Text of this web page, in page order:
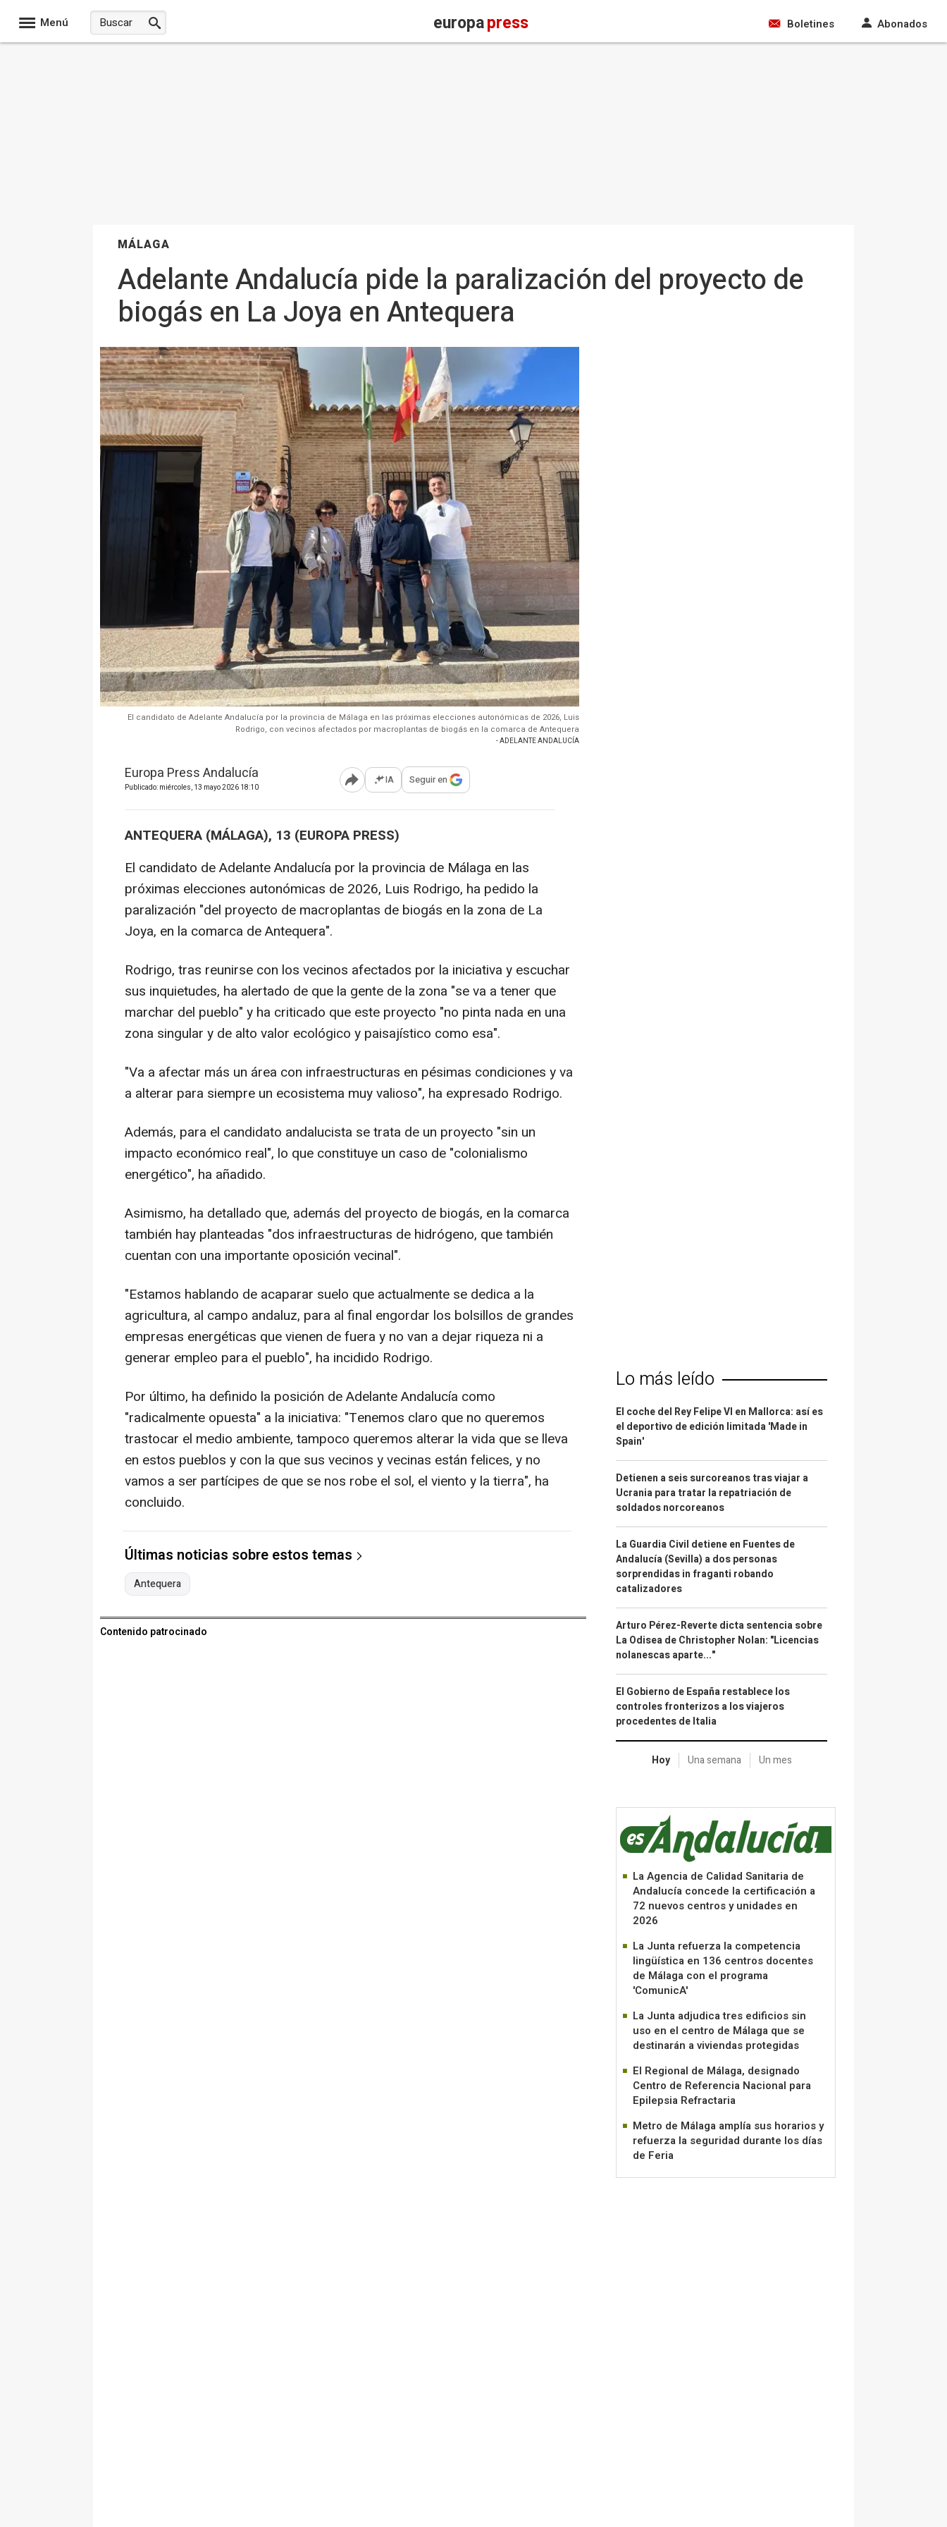
Menú europapress Boletines Abonados
MÁLAGA
Adelante Andalucía pide la paralización del proyecto de
biogás en La Joya en Antequera
El candidato de Adelante Andalucía por la provincia de Málaga en las próximas elecciones autonómicas de 2026, Luis
Rodrigo, con vecinos afectados por macroplantas de biogás en la comarca de Antequera
- ADELANTE ANDALUCÍA
Europa Press Andalucía
Publicado: miércoles, 13 mayo 2026 18:10 Abrir opciones para compartir
IA Seguir en
ANTEQUERA (MÁLAGA), 13 (EUROPA PRESS)
El candidato de Adelante Andalucía por la provincia de Málaga en las
próximas elecciones autonómicas de 2026, Luis Rodrigo, ha pedido la
paralización "del proyecto de macroplantas de biogás en la zona de La
Joya, en la comarca de Antequera".
Rodrigo, tras reunirse con los vecinos afectados por la iniciativa y escuchar
sus inquietudes, ha alertado de que la gente de la zona "se va a tener que
marchar del pueblo" y ha criticado que este proyecto "no pinta nada en una
zona singular y de alto valor ecológico y paisajístico como esa".
"Va a afectar más un área con infraestructuras en pésimas condiciones y va
a alterar para siempre un ecosistema muy valioso", ha expresado Rodrigo.
Además, para el candidato andalucista se trata de un proyecto "sin un
impacto económico real", lo que constituye un caso de "colonialismo
energético", ha añadido.
Asimismo, ha detallado que, además del proyecto de biogás, en la comarca
también hay planteadas "dos infraestructuras de hidrógeno, que también
cuentan con una importante oposición vecinal".
"Estamos hablando de acaparar suelo que actualmente se dedica a la
agricultura, al campo andaluz, para al final engordar los bolsillos de grandes
empresas energéticas que vienen de fuera y no van a dejar riqueza ni a
generar empleo para el pueblo", ha incidido Rodrigo.
Por último, ha definido la posición de Adelante Andalucía como
"radicalmente opuesta" a la iniciativa: "Tenemos claro que no queremos
trastocar el medio ambiente, tampoco queremos alterar la vida que se lleva
en estos pueblos y con la que sus vecinos y vecinas están felices, y no
vamos a ser partícipes de que se nos robe el sol, el viento y la tierra", ha
concluido.
Últimas noticias sobre estos temas
Antequera
Contenido patrocinado
Lo más leído
El coche del Rey Felipe VI en Mallorca: así es
el deportivo de edición limitada 'Made in
Spain'
Detienen a seis surcoreanos tras viajar a
Ucrania para tratar la repatriación de
soldados norcoreanos
La Guardia Civil detiene en Fuentes de
Andalucía (Sevilla) a dos personas
sorprendidas in fraganti robando
catalizadores
Arturo Pérez-Reverte dicta sentencia sobre
La Odisea de Christopher Nolan: "Licencias
nolanescas aparte..."
El Gobierno de España restablece los
controles fronterizos a los viajeros
procedentes de Italia
Hoy Una semana Un mes
La Agencia de Calidad Sanitaria de
Andalucía concede la certificación a
72 nuevos centros y unidades en
2026
La Junta refuerza la competencia
lingüística en 136 centros docentes
de Málaga con el programa
'ComunicA'
La Junta adjudica tres edificios sin
uso en el centro de Málaga que se
destinarán a viviendas protegidas
El Regional de Málaga, designado
Centro de Referencia Nacional para
Epilepsia Refractaria
Metro de Málaga amplía sus horarios y
refuerza la seguridad durante los días
de Feria